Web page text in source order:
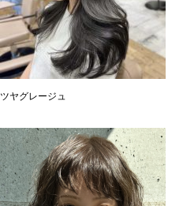
ツヤグレージュ